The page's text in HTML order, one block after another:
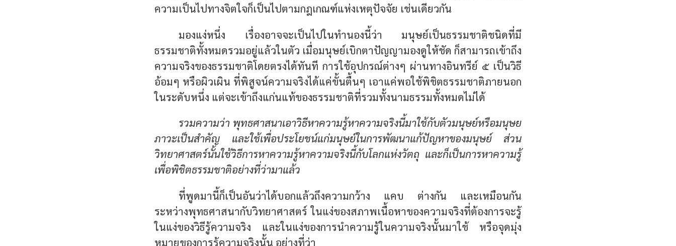
ความเป็นไปทางจิตใจก็เป็นไปตามกฎเกณฑ์แห่งเหตุปัจจัย เช่นเดียวกัน
มองแง่หนึ่ง เรื่องอาจจะเป็นไปในทำนองนี้ว่า มนุษย์เป็นธรรมชาติชนิดที่มี
ธรรมชาติทั้งหมดรวมอยู่แล้วในตัว เมื่อมนุษย์เบิกตาปัญญามองดูให้ชัด ก็สามารถเข้าถึง
ความจริงของธรรมชาติโดยตรงได้ทันที การใช้อุปกรณ์ต่างๆ ผ่านทางอินทรีย์ ๕ เป็นวิธี
อ้อมๆ หรือผิวเผิน ที่พิสูจน์ความจริงได้แค่ขั้นตื้นๆ เอาแค่พอใช้พิชิตธรรมชาติภายนอก
ในระดับหนึ่ง แต่จะเข้าถึงแก่นแท้ของธรรมชาติที่รวมทั้งนามธรรมทั้งหมดไม่ได้
รวมความว่า พุทธศาสนาเอาวิธีหาความรู้หาความจริงนี้มาใช้กับตัวมนุษย์หรือมนุษย
ภาวะเป็นสำคัญ และใช้เพื่อประโยชน์แก่มนุษย์ในการพัฒนาแก้ปัญหาของมนุษย์ ส่วน
วิทยาศาสตร์นั้นใช้วิธีการหาความรู้หาความจริงนี้กับโลกแห่งวัตถุ และก็เป็นการหาความรู้
เพื่อพิชิตธรรมชาติอย่างที่ว่ามาแล้ว
ที่พูดมานี้ก็เป็นอันว่าได้บอกแล้วถึงความกว้าง แคบ ต่างกัน และเหมือนกัน
ระหว่างพุทธศาสนากับวิทยาศาสตร์ ในแง่ของสภาพเนื้อหาของความจริงที่ต้องการจะรู้
ในแง่ของวิธีรู้ความจริง และในแง่ของการนำความรู้ในความจริงนั้นมาใช้ หรือจุดมุ่ง
หมายของการรู้ความจริงนั้น อย่างที่ว่า